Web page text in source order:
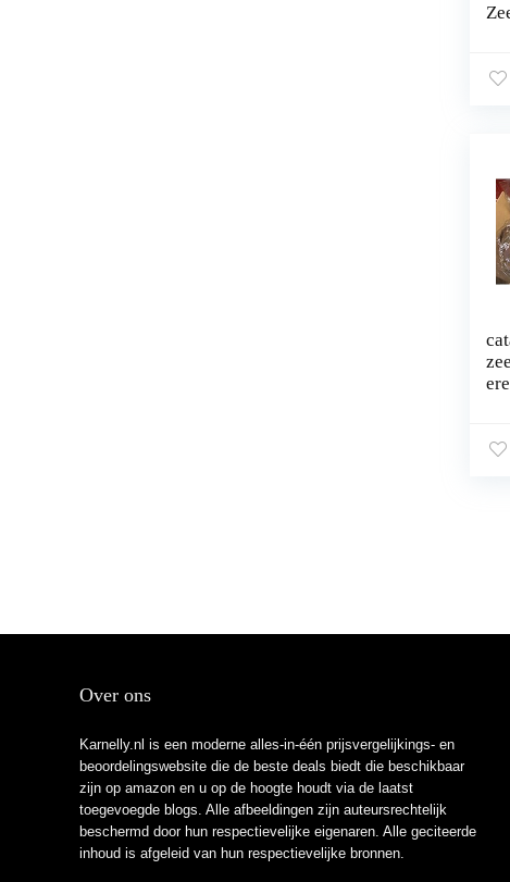
Over ons
Karnelly.nl is een moderne alles-in-één prijsvergelijkings- en
beoordelingswebsite die de beste deals biedt die beschikbaar
zijn op amazon en u op de hoogte houdt via de laatst
toegevoegde blogs. Alle afbeeldingen zijn auteursrechtelijk
beschermd door hun respectievelijke eigenaren. Alle geciteerde
inhoud is afgeleid van hun respectievelijke bronnen.